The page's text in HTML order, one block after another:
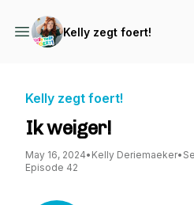
Kelly zegt foert!
Kelly zegt foert!
Ik weiger!
May 16, 2024• Kelly Deriemaeker•
Episode 42